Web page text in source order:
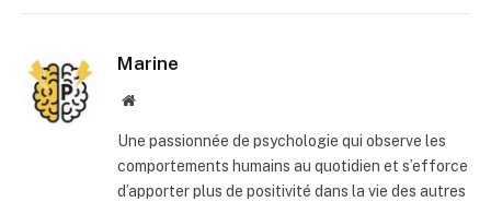
Marine
Site
Une passionnée de psychologie qui observe les
comportements humains au quotidien et s’efforce
d’apporter plus de positivité dans la vie des autres